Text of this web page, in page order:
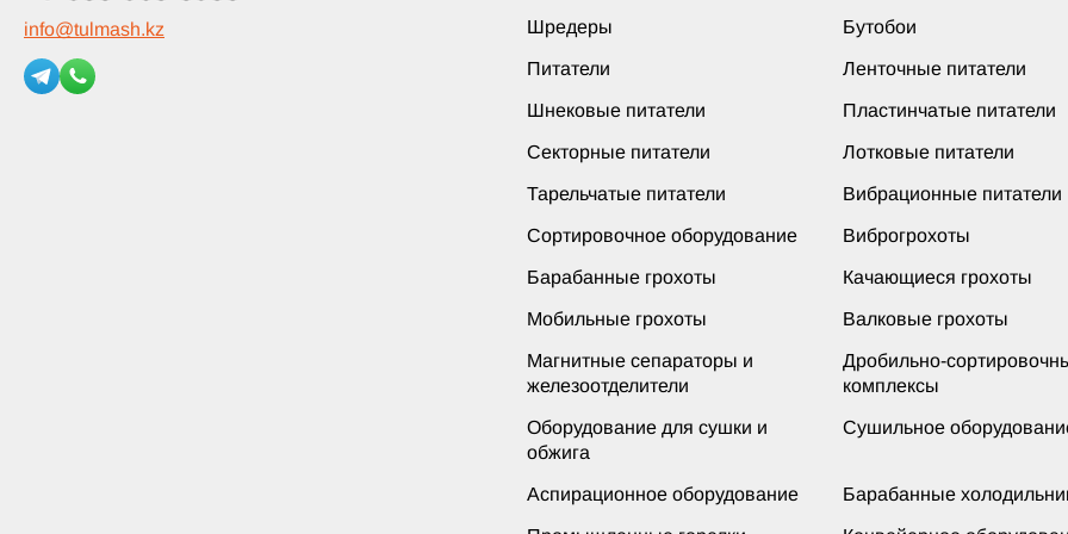
info@tulmash.kz Шредеры Бутобои
Питатели Ленточные питатели
Шнековые питатели Пластинчатые питатели
Секторные питатели Лотковые питатели
Тарельчатые питатели Вибрационные питатели
Сортировочное оборудование Виброгрохоты
Барабанные грохоты Качающиеся грохоты
Мобильные грохоты Валковые грохоты
Магнитные сепараторы и
железоотделители
Дробильно-
комплексы
Оборудование для сушки и
обжига
Сушильное
Аспирационное оборудование Барабанные